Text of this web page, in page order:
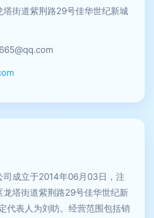
街道紫荆路29号佳华世纪新城
665@qq.com
司成立于2014年06月03日，注
龙塔街道紫荆路29号佳华世纪新
代表人为刘昉。经营范围包括销